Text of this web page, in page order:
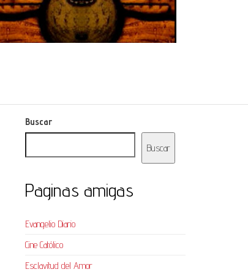
Buscar
Buscar
Paginas amigas
Evangelio Diario
Cine Católico
Esclavitud del Amor